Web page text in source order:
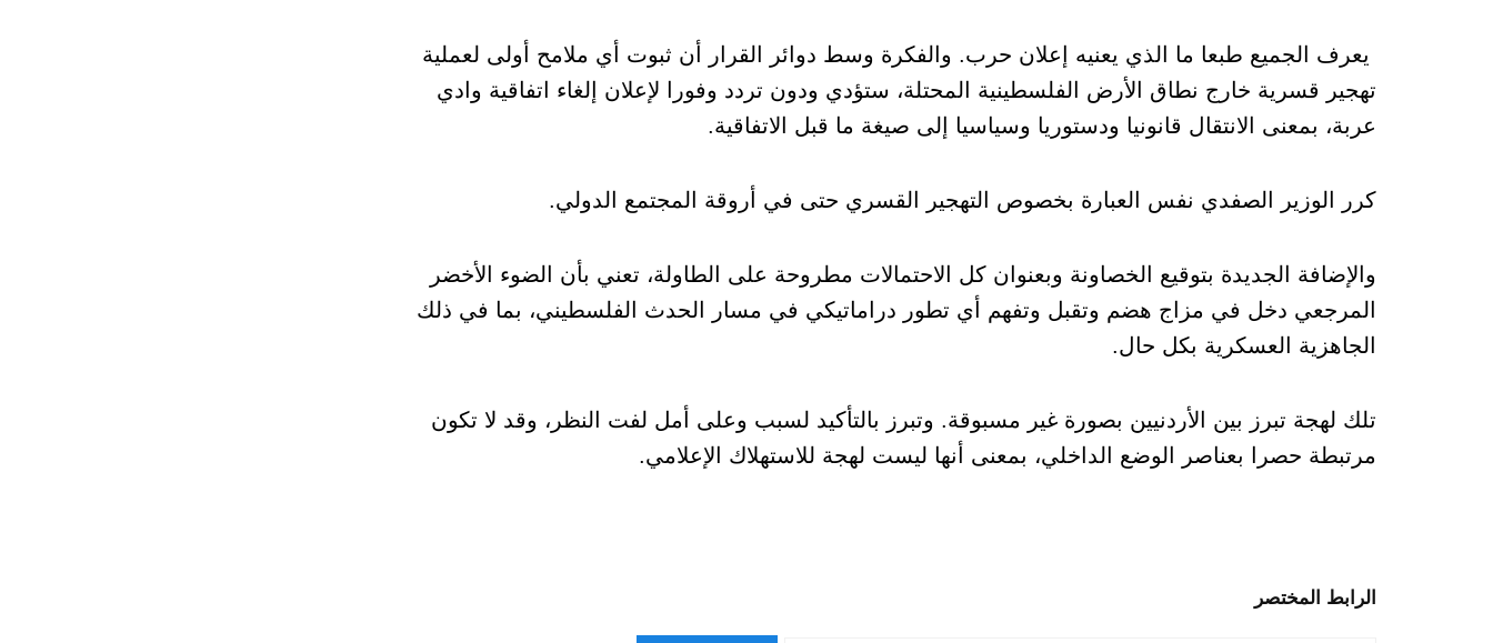
يعرف الجميع طبعا ما الذي يعنيه إعلان حرب. والفكرة وسط دوائر القرار أن ثبوت أي ملامح أولى لعملية
تهجير قسرية خارج نطاق الأرض الفلسطينية المحتلة، ستؤدي ودون تردد وفورا لإعلان إلغاء اتفاقية وادي
عربة، بمعنى الانتقال قانونيا ودستوريا وسياسيا إلى صيغة ما قبل الاتفاقية.
كرر الوزير الصفدي نفس العبارة بخصوص التهجير القسري حتى في أروقة المجتمع الدولي.
والإضافة الجديدة بتوقيع الخصاونة وبعنوان كل الاحتمالات مطروحة على الطاولة، تعني بأن الضوء الأخضر
المرجعي دخل في مزاج هضم وتقبل وتفهم أي تطور دراماتيكي في مسار الحدث الفلسطيني، بما في ذلك
الجاهزية العسكرية بكل حال.
تلك لهجة تبرز بين الأردنيين بصورة غير مسبوقة. وتبرز بالتأكيد لسبب وعلى أمل لفت النظر، وقد لا تكون
مرتبطة حصرا بعناصر الوضع الداخلي، بمعنى أنها ليست لهجة للاستهلاك الإعلامي.
الرابط المختصر